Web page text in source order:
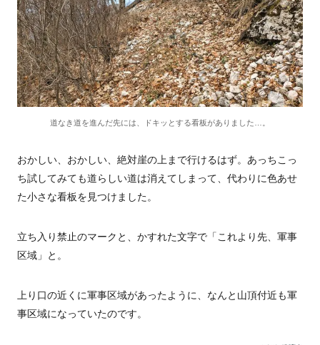
道なき道を進んだ先には、ドキッとする看板がありました…。
おかしい、おかしい、絶対崖の上まで行けるはず。あっちこっ
ち試してみても道らしい道は消えてしまって、代わりに色あせ
た小さな看板を見つけました。
立ち入り禁止のマークと、かすれた文字で「これより先、軍事
区域」と。
上り口の近くに軍事区域があったように、なんと山頂付近も軍
事区域になっていたのです。